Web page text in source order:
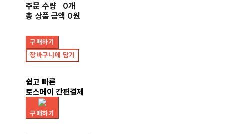
주문 수량
0개
총 상품 금액 0원
구매하기
장바구니에 담기
쉽고 빠른
토스페이 간편결제
구매하기